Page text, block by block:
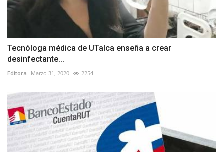
Tecnóloga médica de UTalca enseña a crear
desinfectante...
Editora Marzo 31, 2020 2254